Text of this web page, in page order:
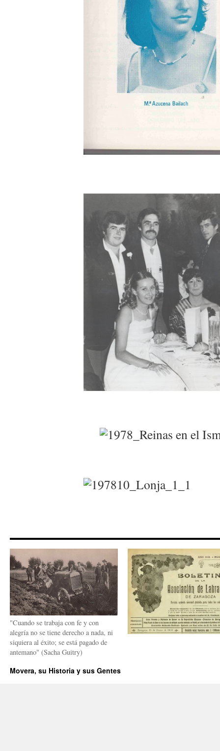
"Cuando se trabaja con fe y con
alegría no se tiene derecho a nada, ni
siquiera al éxito; se está pagado de
antemano" (Sacha Guitry)
Movera, su Historia y sus Gentes